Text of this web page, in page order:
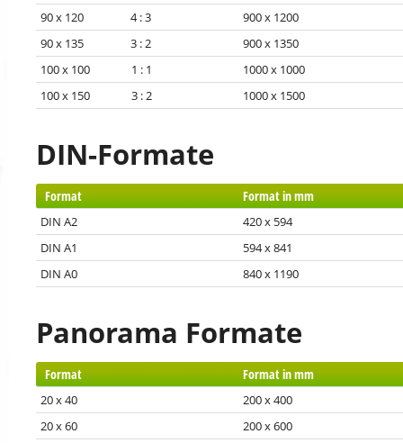
90 x 120 4 : 3
900 x 1200
90 x 135 3 : 2
900 x 1350
100 x 100 1 : 1
1000 x 1000
100 x 150 3 : 2
1000 x 1500
DIN-Formate
Format Format in mm
DIN A2
420 x 594
DIN A1
594 x 841
DIN A0
840 x 1190
Panorama Formate
Format Format in mm
20 x 40
200 x 400
20 x 60
200 x 600